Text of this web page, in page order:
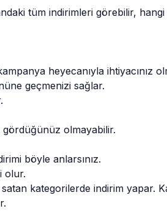
tüm indirimleri görebilir,
heyecanıyla ihtiyacınız
geçmenizi sağlar.
gördüğünüz olmayabilir.
böyle anlarsınız.
olur.
kategorilerde indirim yapar.